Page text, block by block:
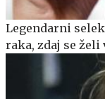
Legendarni
raka, zdaj se